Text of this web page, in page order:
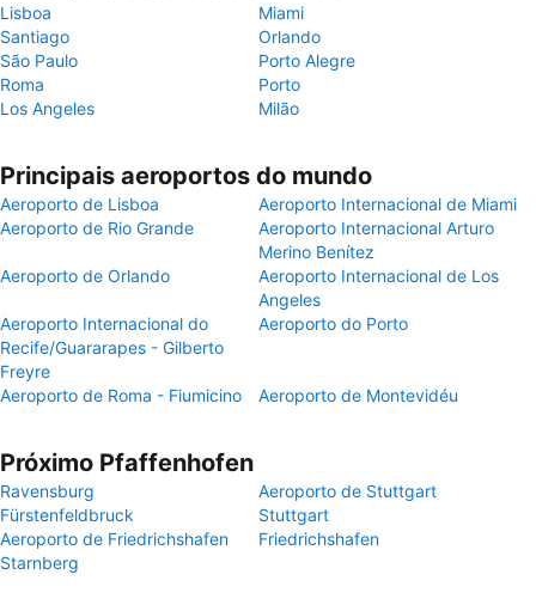
Lisboa
Miami
Santiago
Orlando
São Paulo
Porto Alegre
Roma
Porto
Los Angeles
Milão
Principais aeroportos do mundo
Aeroporto de Lisboa
Aeroporto Internacional de Miami
Aeroporto de Rio Grande
Aeroporto Internacional Arturo
Merino Benítez
Aeroporto de Orlando
Aeroporto Internacional de Los
Angeles
Aeroporto Internacional do
Recife/Guararapes - Gilberto
Freyre
Aeroporto do Porto
Aeroporto de Roma - Fiumicino Aeroporto de Montevidéu
Próximo Pfaffenhofen
Ravensburg
Aeroporto de Stuttgart
Fürstenfeldbruck
Stuttgart
Aeroporto de Friedrichshafen
Friedrichshafen
Starnberg